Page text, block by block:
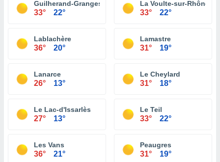
Guilherand-Granges
33° 22°
La Voulte-sur-Rhône
33° 22°
Lablachère
36° 20°
Lamastre
31° 19°
Lanarce
26° 13°
Le Cheylard
31° 18°
Le Lac-d'Issarlès
27° 13°
Le Teil
33° 22°
Les Vans
36° 21°
Peaugres
31° 19°